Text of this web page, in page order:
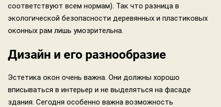
соответствуют всем нормам). Так что разница в
экологической безопасности деревянных и пластиковых
оконных рам лишь умозрительна.
Дизайн и его разнообразие
Эстетика окон очень важна. Они должны хорошо
вписываться в интерьер и не выделяться на фасаде
здания. Сегодня особенно важна возможность